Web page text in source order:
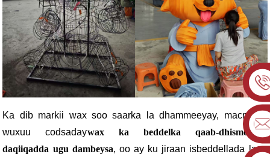
Ka dib markii wax soo saarka la dhammeeyay, macmiilku
wuxuu codsadaywax ka beddelka qaab-dhismeedka
daqiiqadda ugu dambeysa, oo ay ku jiraan isbeddellada lagu